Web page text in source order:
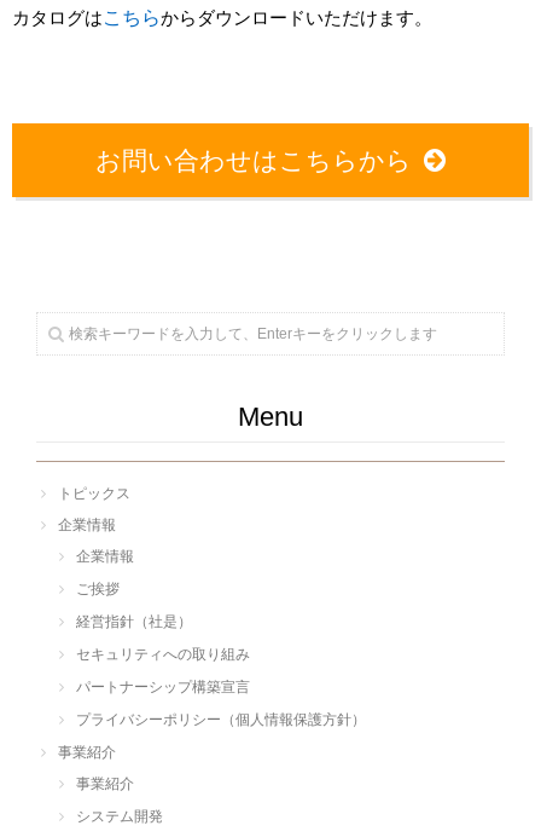
カタログはこちらからダウンロードいただけます。
お問い合わせはこちらから
Menu
トピックス
企業情報
企業情報
ご挨拶
経営指針（社是）
セキュリティへの取り組み
パートナーシップ構築宣言
プライバシーポリシー（個人情報保護方針）
事業紹介
事業紹介
システム開発